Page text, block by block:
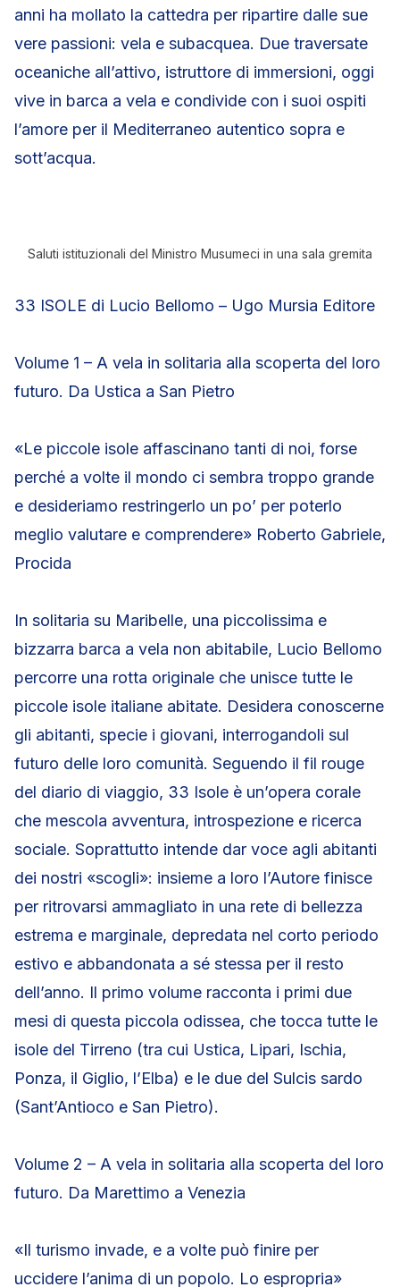
anni ha mollato la cattedra per ripartire dalle sue
vere passioni: vela e subacquea. Due traversate
oceaniche all’attivo, istruttore di immersioni, oggi
vive in barca a vela e condivide con i suoi ospiti
l’amore per il Mediterraneo autentico sopra e
sott’acqua.
Saluti istituzionali del Ministro Musumeci in una sala gremita
33 ISOLE di Lucio Bellomo – Ugo Mursia Editore
Volume 1 – A vela in solitaria alla scoperta del loro
futuro. Da Ustica a San Pietro
«Le piccole isole affascinano tanti di noi, forse
perché a volte il mondo ci sembra troppo grande
e desideriamo restringerlo un po’ per poterlo
meglio valutare e comprendere» Roberto Gabriele,
Procida
In solitaria su Maribelle, una piccolissima e
bizzarra barca a vela non abitabile, Lucio Bellomo
percorre una rotta originale che unisce tutte le
piccole isole italiane abitate. Desidera conoscerne
gli abitanti, specie i giovani, interrogandoli sul
futuro delle loro comunità. Seguendo il fil rouge
del diario di viaggio, 33 Isole è un’opera corale
che mescola avventura, introspezione e ricerca
sociale. Soprattutto intende dar voce agli abitanti
dei nostri «scogli»: insieme a loro l’Autore finisce
per ritrovarsi ammagliato in una rete di bellezza
estrema e marginale, depredata nel corto periodo
estivo e abbandonata a sé stessa per il resto
dell’anno. Il primo volume racconta i primi due
mesi di questa piccola odissea, che tocca tutte le
isole del Tirreno (tra cui Ustica, Lipari, Ischia,
Ponza, il Giglio, l’Elba) e le due del Sulcis sardo
(Sant’Antioco e San Pietro).
Volume 2 – A vela in solitaria alla scoperta del loro
futuro. Da Marettimo a Venezia
«Il turismo invade, e a volte può finire per
uccidere l’anima di un popolo. Lo espropria»